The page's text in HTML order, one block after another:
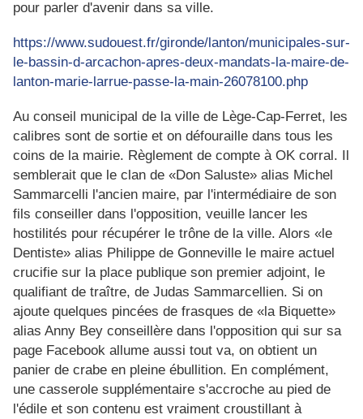
pour parler d'avenir dans sa ville.
https://www.sudouest.fr/gironde/lanton/municipales-sur-
le-bassin-d-arcachon-apres-deux-mandats-la-maire-de-
lanton-marie-larrue-passe-la-main-26078100.php
Au conseil municipal de la ville de Lège-Cap-Ferret, les
calibres sont de sortie et on défouraille dans tous les
coins de la mairie. Règlement de compte à OK corral. Il
semblerait que le clan de «Don Saluste» alias Michel
Sammarcelli l'ancien maire, par l'intermédiaire de son
fils conseiller dans l'opposition, veuille lancer les
hostilités pour récupérer le trône de la ville. Alors «le
Dentiste» alias Philippe de Gonneville le maire actuel
crucifie sur la place publique son premier adjoint, le
qualifiant de traître, de Judas Sammarcellien. Si on
ajoute quelques pincées de frasques de «la Biquette»
alias Anny Bey conseillère dans l'opposition qui sur sa
page Facebook allume aussi tout va, on obtient un
panier de crabe en pleine ébullition. En complément,
une casserole supplémentaire s'accroche au pied de
l'édile et son contenu est vraiment croustillant à